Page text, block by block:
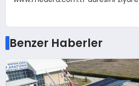
Benzer Haberler